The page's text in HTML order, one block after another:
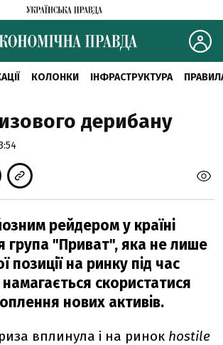
КОЛОНКИ ІНФРАСТРУКТУРА
дерибану
рейдером у країні
група "Приват", яка не лише
позиції на ринку під час
скористатися
нових активів.
вплинула і на ринок hostile